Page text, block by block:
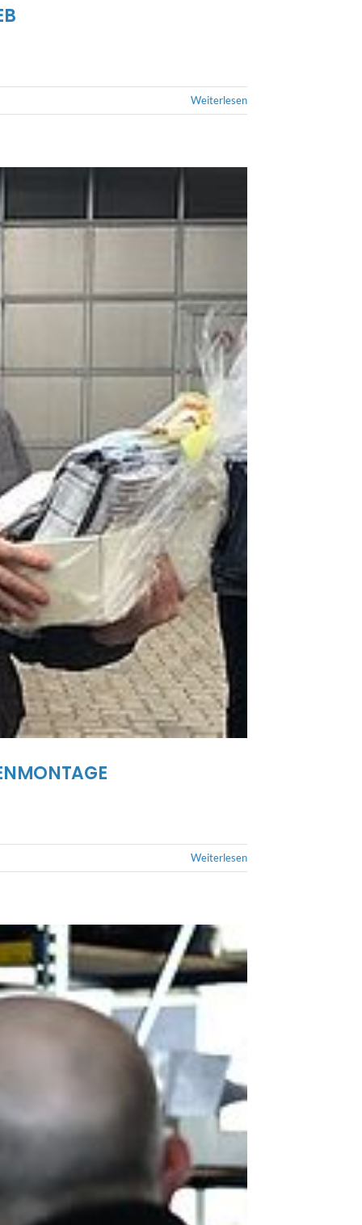
Weiterlesen
Weiterlesen